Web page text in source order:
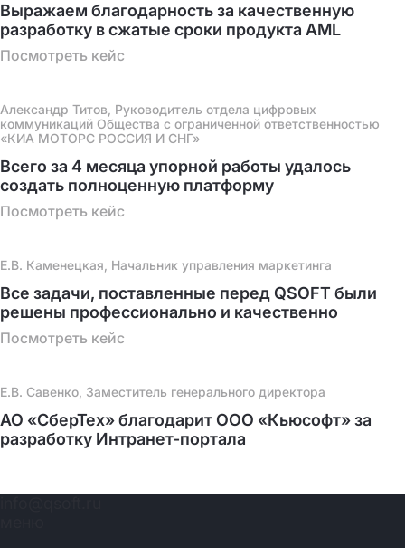
Выражаем благодарность за качественную
разработку в сжатые сроки продукта AML
Посмотреть кейс
Александр Титов, Руководитель отдела цифровых
коммуникаций Общества с ограниченной ответственностью
«КИА МОТОРС РОССИЯ И СНГ»
Всего за 4 месяца упорной работы удалось
создать полноценную платформу
Посмотреть кейс
Е.В. Каменецкая, Начальник управления маркетинга
Все задачи, поставленные перед QSOFT были
решены профессионально и качественно
Посмотреть кейс
Е.В. Савенко, Заместитель генерального директора
АО «СберТех» благодарит ООО «Кьюсофт» за
разработку Интранет-портала